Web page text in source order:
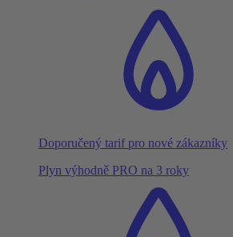
Doporučený tarif pro nové zákazníky
Plyn výhodně PRO na 3 roky